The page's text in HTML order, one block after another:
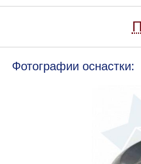
Фотографии оснастки: